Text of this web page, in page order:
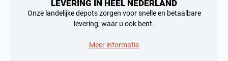
LEVERING IN HEEL NEDERLAND
Onze landelijke depots zorgen voor snelle en betaalbare
levering, waar u ook bent.
Meer informatie